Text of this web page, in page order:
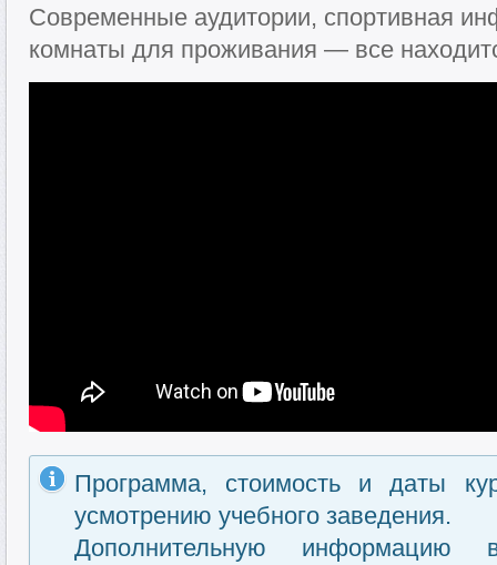
Современные аудитории, спортивная
комнаты для проживания — все
Программа, стоимость и даты
усмотрению учебного заведения.
Дополнительную информацию